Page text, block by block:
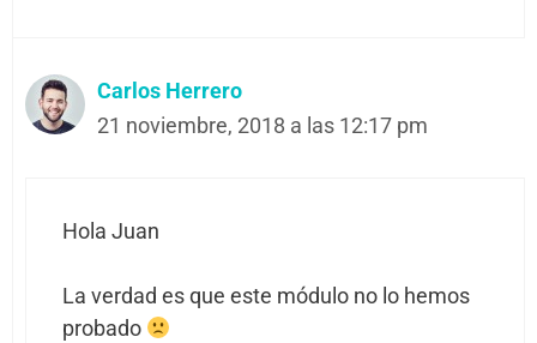
Carlos Herrero
21 noviembre, 2018 a las 12:17 pm
Hola Juan
La verdad es que este módulo no lo hemos
probado